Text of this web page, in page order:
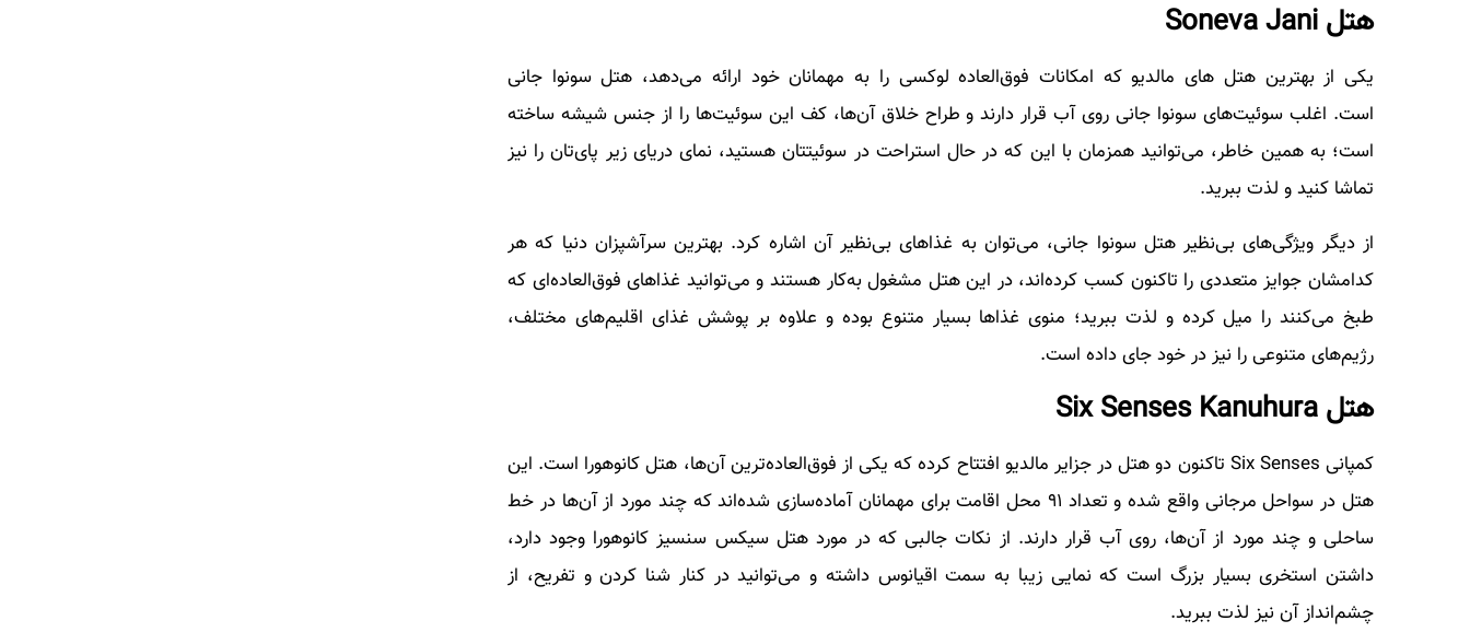
هتل Soneva Jani
یکی از بهترین هتل ‌های مالدیو که امکانات فوق‌العاده لوکسی را به مهمانان خود ارائه می‌دهد، هتل سونوا جانی
است. اغلب سوئیت‌های سونوا جانی روی آب قرار دارند و طراح خلاق آن‌ها، کف این سوئیت‌ها را از جنس شیشه‌ ساخته
است؛ به همین خاطر، می‌توانید همزمان با این که در حال استراحت در سوئیتتان هستید، نمای دریای زیر پای‌تان را نیز
تماشا کنید و لذت ببرید.
از دیگر ویژگی‌های بی‌نظیر هتل سونوا جانی، می‌توان به غذاهای بی‌نظیر آن اشاره کرد. بهترین سرآشپزان دنیا که هر
کدامشان جوایز متعددی را تاکنون کسب کرده‌اند، در این هتل مشغول به‌کار هستند و می‌توانید غذاهای فوق‌العاده‌ای که
طبخ می‌کنند را میل کرده و لذت ببرید؛ منوی غذاها بسیار متنوع بوده و علاوه بر پوشش غذای اقلیم‌های مختلف،
رژیم‌های متنوعی را نیز در خود جای داده است.
هتل Six Senses Kanuhura
کمپانی Six Senses تاکنون دو هتل در جزایر مالدیو افتتاح کرده که یکی از فوق‌العاده‌ترین آن‌ها، هتل کانوهورا است. این
هتل در سواحل مرجانی واقع شده و تعداد ۹۱ محل اقامت برای مهمانان آماده‌سازی شده‌اند که چند مورد از آن‌ها در خط
ساحلی و چند مورد از آن‌ها، روی آب قرار دارند. از نکات جالبی که در مورد هتل سیکس سنسیز کانوهورا وجود دارد،
داشتن استخری بسیار بزرگ است که نمایی زیبا به سمت اقیانوس داشته و می‌توانید در کنار شنا کردن و تفریح، از
چشم‌انداز آن نیز لذت ببرید.